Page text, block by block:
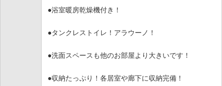
●浴室暖房乾燥機付き！
●タンクレストイレ！アラウーノ！
●洗面スペースも他のお部屋より大きいです！
●収納たっぷり！各居室や廊下に収納完備！